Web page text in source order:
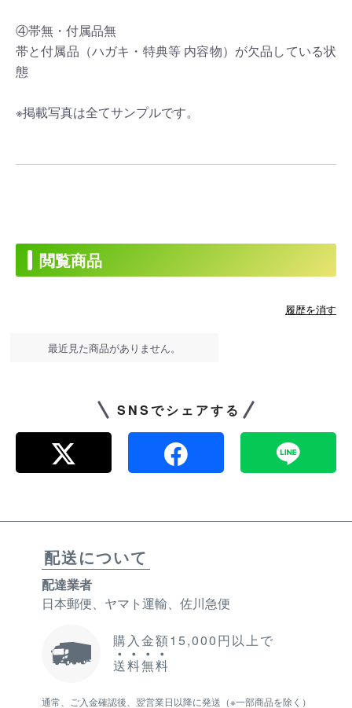
④帯無・付属品無
帯と付属品（ハガキ・特典等 内容物）が欠品している状
態
※掲載写真は全てサンプルです。
閲覧商品
履歴を消す
最近見た商品がありません。
SNSでシェアする
配送について
配達業者
日本郵便、ヤマト運輸、佐川急便
購入金額15,000円以上で
送料無料
通常、ご入金確認後、翌営業日以降に発送（※一部商品を除く）